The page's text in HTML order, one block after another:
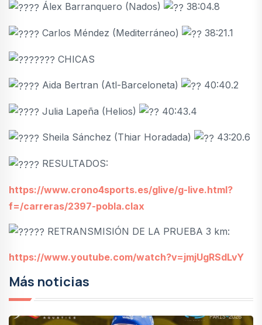
Álex Barranquero (Nados) 38:04.8
Carlos Méndez (Mediterráneo) 38:21.1
CHICAS
Aida Bertran (Atl-Barceloneta) 40:40.2
Julia Lapeña (Helios) 40:43.4
Sheila Sánchez (Thiar Horadada) 43:20.6
RESULTADOS:
https://www.crono4sports.es/glive/g-live.html?
f=/carreras/2397-pobla.clax
RETRANSMISIÓN DE LA PRUEBA 3 km:
https://www.youtube.com/watch?v=jmjUgRSdLvY
Más noticias